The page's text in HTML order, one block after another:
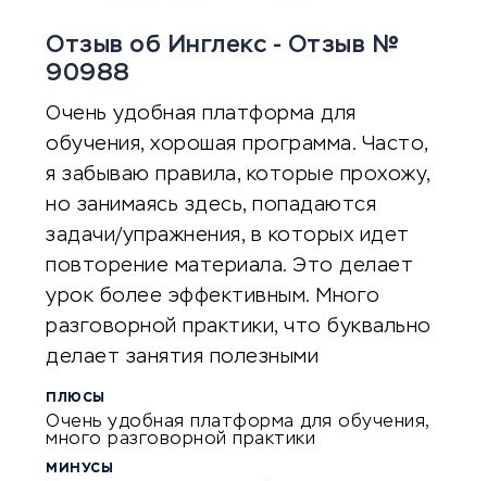
Отзыв об Инглекс - Отзыв №
90988
Очень удобная платформа для
обучения, хорошая программа. Часто,
я забываю правила, которые прохожу,
но занимаясь здесь, попадаются
задачи/упражнения, в которых идет
повторение материала. Это делает
урок более эффективным. Много
разговорной практики, что буквально
делает занятия полезными
ПЛЮСЫ
Очень удобная платформа для обучения,
много разговорной практики
МИНУСЫ